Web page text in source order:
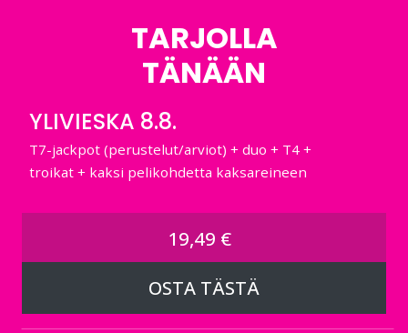
TARJOLLA
TÄNÄÄN
YLIVIESKA 8.8.
T7-jackpot (perustelut/arviot) + duo + T4 +
troikat + kaksi pelikohdetta kaksareineen
19,49 €
OSTA TÄSTÄ